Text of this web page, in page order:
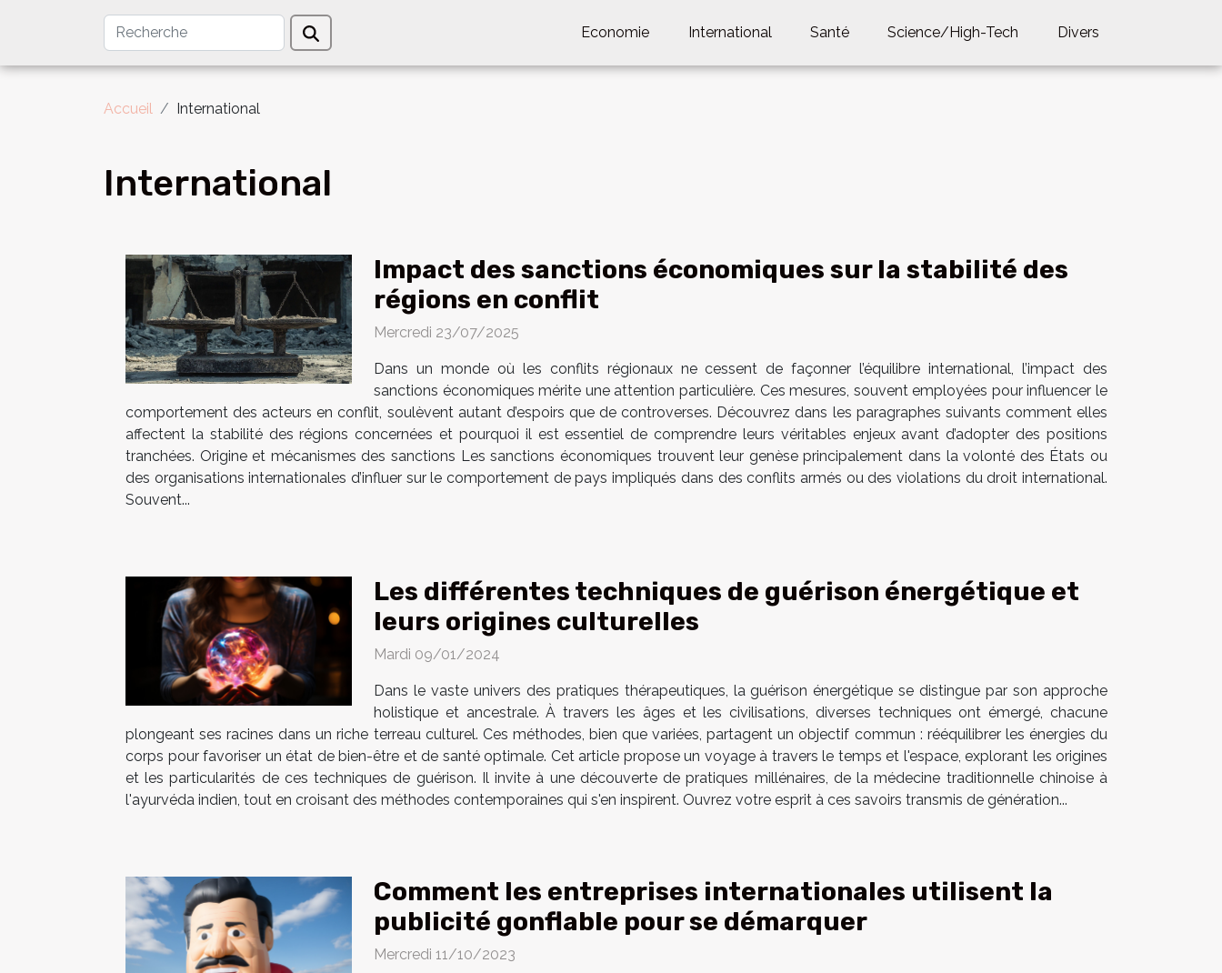
Economie International Santé Science/High-Tech Divers
Accueil International
International
Impact des sanctions économiques sur la stabilité des
régions en conflit
Mercredi 23/07/2025
Dans un monde où les conflits régionaux ne cessent de façonner l’équilibre international, l’impact des
sanctions économiques mérite une attention particulière. Ces mesures, souvent employées pour influencer le
comportement des acteurs en conflit, soulèvent autant d’espoirs que de controverses. Découvrez dans les paragraphes suivants comment elles
affectent la stabilité des régions concernées et pourquoi il est essentiel de comprendre leurs véritables enjeux avant d’adopter des positions
tranchées. Origine et mécanismes des sanctions Les sanctions économiques trouvent leur genèse principalement dans la volonté des États ou
des organisations internationales d’influer sur le comportement de pays impliqués dans des conflits armés ou des violations du droit international.
Souvent...
Les différentes techniques de guérison énergétique et
leurs origines culturelles
Mardi 09/01/2024
Dans le vaste univers des pratiques thérapeutiques, la guérison énergétique se distingue par son approche
holistique et ancestrale. À travers les âges et les civilisations, diverses techniques ont émergé, chacune
plongeant ses racines dans un riche terreau culturel. Ces méthodes, bien que variées, partagent un objectif commun : rééquilibrer les énergies du
corps pour favoriser un état de bien-être et de santé optimale. Cet article propose un voyage à travers le temps et l'espace, explorant les origines
et les particularités de ces techniques de guérison. Il invite à une découverte de pratiques millénaires, de la médecine traditionnelle chinoise à
l'ayurvéda indien, tout en croisant des méthodes contemporaines qui s'en inspirent. Ouvrez votre esprit à ces savoirs transmis de génération...
Comment les entreprises internationales utilisent la
publicité gonflable pour se démarquer
Mercredi 11/10/2023